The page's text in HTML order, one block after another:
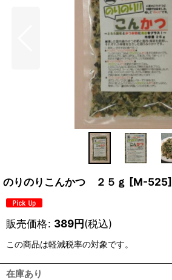
のりのりこんかつ ２５ｇ [M-525]
販売価格: 389円(税込)
この商品は軽減税率の対象です。
在庫あり